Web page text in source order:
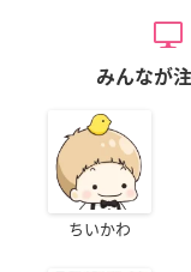
みんなが
ちいかわ